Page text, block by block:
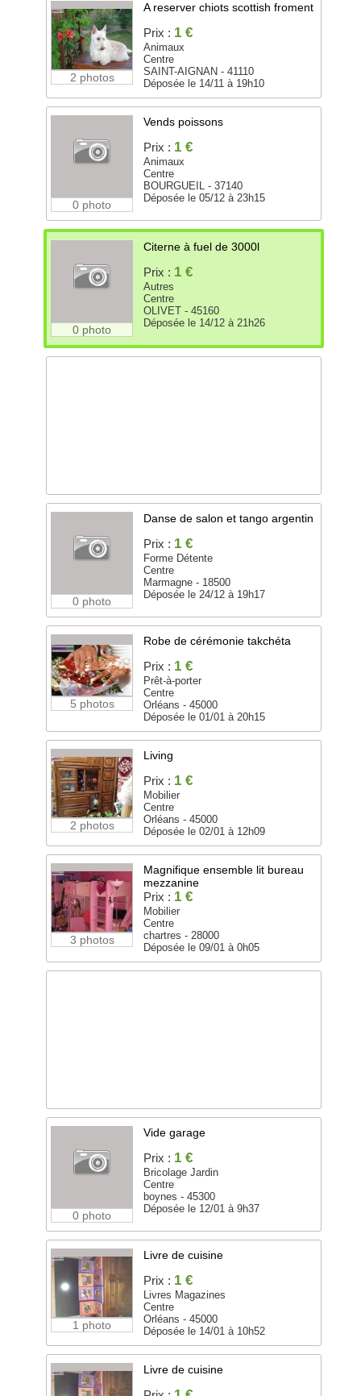
2 photos
A reserver chiots scottish froment
Prix : 1 €
Animaux
Centre
SAINT-AIGNAN - 41110
Déposée le 14/11 à 19h10
0 photo
Vends poissons
Prix : 1 €
Animaux
Centre
BOURGUEIL - 37140
Déposée le 05/12 à 23h15
0 photo
Citerne à fuel de 3000l
Prix : 1 €
Autres
Centre
OLIVET - 45160
Déposée le 14/12 à 21h26
0 photo
Danse de salon et tango argentin
Prix : 1 €
Forme Détente
Centre
Marmagne - 18500
Déposée le 24/12 à 19h17
5 photos
Robe de cérémonie takchéta
Prix : 1 €
Prêt-à-porter
Centre
Orléans - 45000
Déposée le 01/01 à 20h15
2 photos
Living
Prix : 1 €
Mobilier
Centre
Orléans - 45000
Déposée le 02/01 à 12h09
3 photos
Magnifique ensemble lit bureau
mezzanine
Prix : 1 €
Mobilier
Centre
chartres - 28000
Déposée le 09/01 à 0h05
0 photo
Vide garage
Prix : 1 €
Bricolage Jardin
Centre
boynes - 45300
Déposée le 12/01 à 9h37
1 photo
Livre de cuisine
Prix : 1 €
Livres Magazines
Centre
Orléans - 45000
Déposée le 14/01 à 10h52
Livre de cuisine